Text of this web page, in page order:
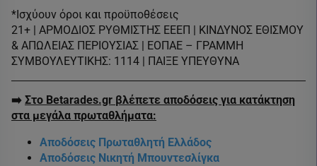
*Ισχύουν όροι και προϋποθέσεις
21+ | ΑΡΜΟΔΙΟΣ ΡΥΘΜΙΣΤΗΣ ΕΕΕΠ | ΚΙΝΔΥΝΟΣ ΕΘΙΣΜΟΥ
& ΑΠΩΛΕΙΑΣ ΠΕΡΙΟΥΣΙΑΣ | ΕΟΠΑΕ – ΓΡΑΜΜΗ
ΣΥΜΒΟΥΛΕΥΤΙΚΗΣ: 1114 | ΠΑΙΞΕ ΥΠΕΥΘΥΝΑ
➡️ Στο Betarades.gr βλέπετε αποδόσεις για κατάκτηση
στα μεγάλα πρωταθλήματα:
Αποδόσεις Πρωταθλητή Ελλάδος
Αποδόσεις Νικητή Μπουντεσλίγκα